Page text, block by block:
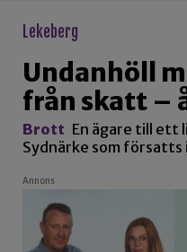
lekeberg
Undanhöll
från skatt –
Brott En ägare till ett
Sydnärke som
Annons